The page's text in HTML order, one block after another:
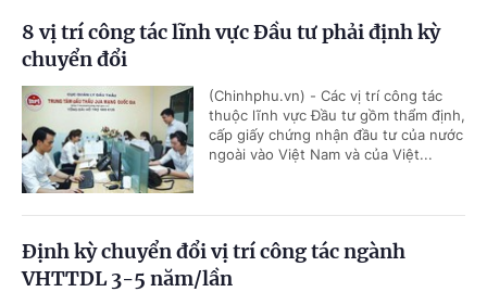
8 vị trí công tác lĩnh vực Đầu tư phải định kỳ
chuyển đổi
(Chinhphu.vn) - Các vị trí công tác
thuộc lĩnh vực Đầu tư gồm thẩm định,
cấp giấy chứng nhận đầu tư của nước
ngoài vào Việt Nam và của Việt...
Định kỳ chuyển đổi vị trí công tác ngành
VHTTDL 3-5 năm/lần